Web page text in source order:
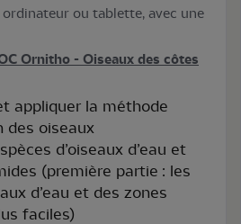
ou tablette, avec une
Ornitho - Oiseaux des côtes
appliquer la méthode
des oiseaux
d’oiseaux d’eau et
(première partie : les
d’eau et des zones
faciles)